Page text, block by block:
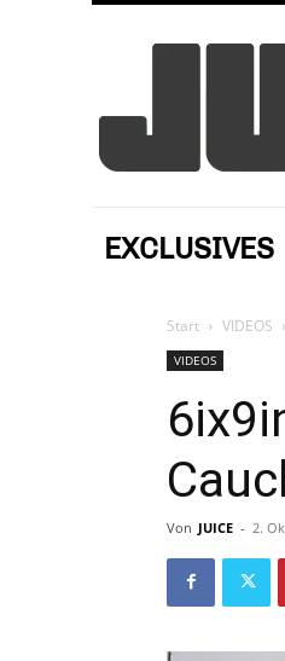
EXCLUSIVES
Start VIDEOS
VIDEOS
Von JUICE - 2.